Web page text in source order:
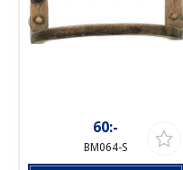
60:-
BM064-S